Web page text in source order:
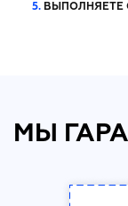
5. ВЫПОЛНЯЕТЕ
МЫ